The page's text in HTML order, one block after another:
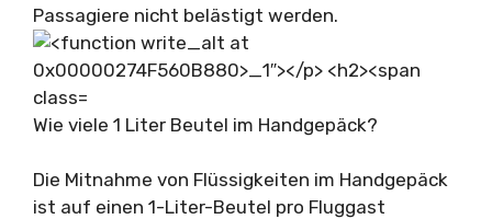
Passagiere nicht belästigt werden.
Wie viele 1 Liter Beutel im Handgepäck?
Die Mitnahme von Flüssigkeiten im Handgepäck
ist auf einen 1-Liter-Beutel pro Fluggast